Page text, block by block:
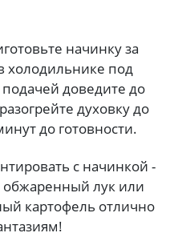
начинку за
холодильнике под
доведите до
духовку до
до готовности.
с начинкой -
лук или
картофель отлично